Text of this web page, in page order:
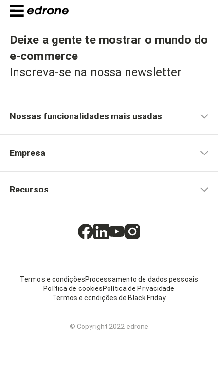
Deixe a gente te mostrar o mundo do
e-commerce
Inscreva-se na nossa newsletter
Nossas funcionalidades mais usadas
Empresa
Recursos
Termos e condiçõesProcessamento de dados pessoais
Política de cookiesPolítica de Privacidade
Termos e condições de Black Friday
© Copyright 2022 edrone